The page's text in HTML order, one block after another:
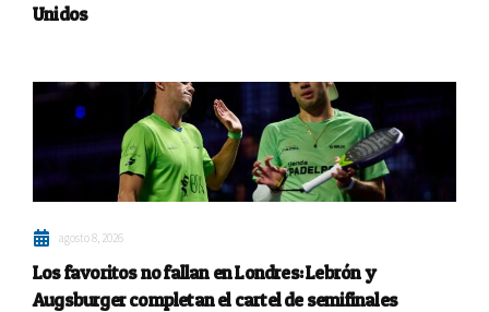
Unidos
agosto 8, 2026
Los favoritos no fallan en Londres: Lebrón y
Augsburger completan el cartel de semifinales